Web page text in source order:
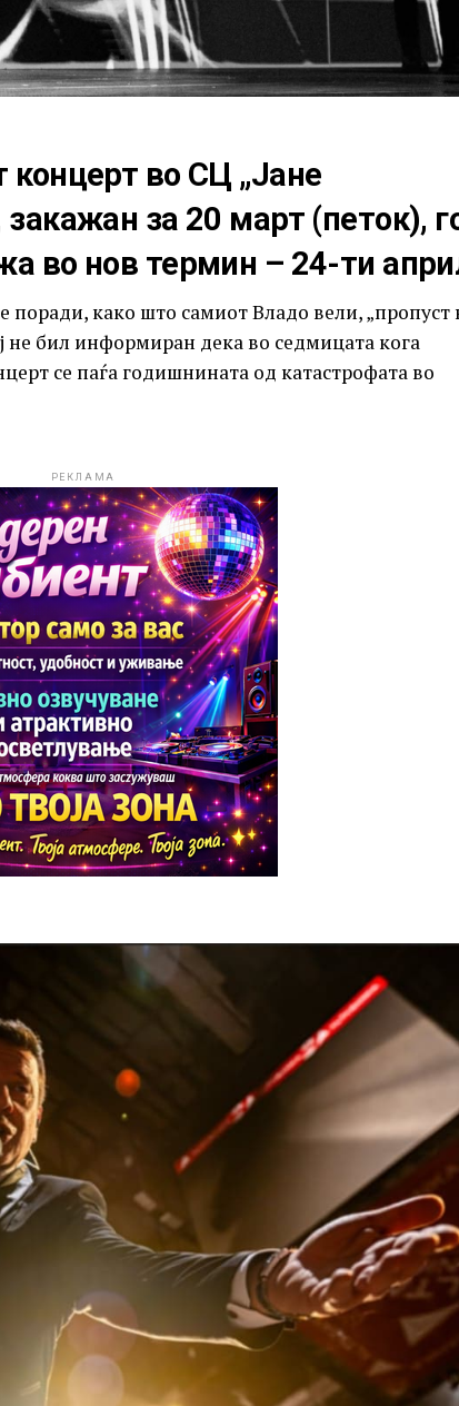
концерт во СЦ „Јане
закажан за 20 март (петок),
во нов термин – 24-ти
поради, како што самиот Владо вели, „пропуст
не бил информиран дека во седмицата кога
се паѓа годишнината од катастрофата во
РЕКЛАМА